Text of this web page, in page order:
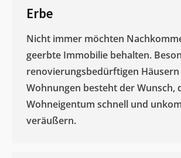
Erbe
Nicht immer möchten
geerbte Immobilie behalten.
renovierungsbedürftigen
Wohnungen besteht der Wunsch,
Wohneigentum schnell und
veräußern. ​